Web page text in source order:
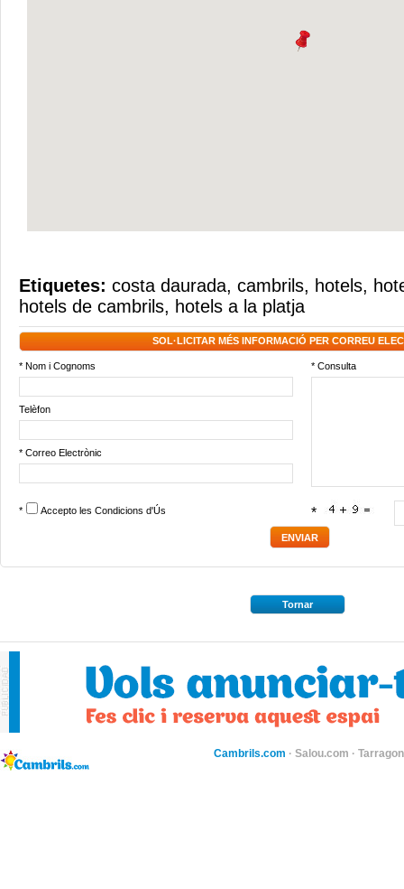
Etiquetes: costa daurada, cambrils, hotels,
hotels de cambrils, hotels a la platja
SOL·LICITAR MÉS INFORMACIÓ PER CORREU
* Nom i Cognoms * Consulta
Telèfon
* Correo Electrònic
* Accepto les Condicions d'Ús *
Tornar
Cambrils.com · Salou.com ·